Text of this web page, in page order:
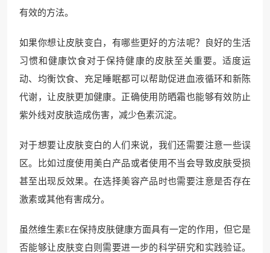
有效的方法。
如果你想让皮肤变白，有哪些更好的方法呢？良好的生活
习惯和健康饮食对于保持健康的皮肤至关重要。适度运
动、均衡饮食、充足睡眠都可以帮助促进血液循环和新陈
代谢，让皮肤更加健康。正确使用防晒霜也能够有效防止
紫外线对皮肤造成伤害，减少色素沉淀。
对于想要让皮肤变白的人们来说，我们还需要注意一些误
区。比如过度使用美白产品或者使用不当会导致皮肤受损
甚至出现反效果。在选择美容产品时也需要注意是否存在
激素或其他有害成分。
虽然维生素E在保持皮肤健康方面具有一定的作用，但它是
否能够让皮肤变白则需要进一步的科学研究和实践验证。